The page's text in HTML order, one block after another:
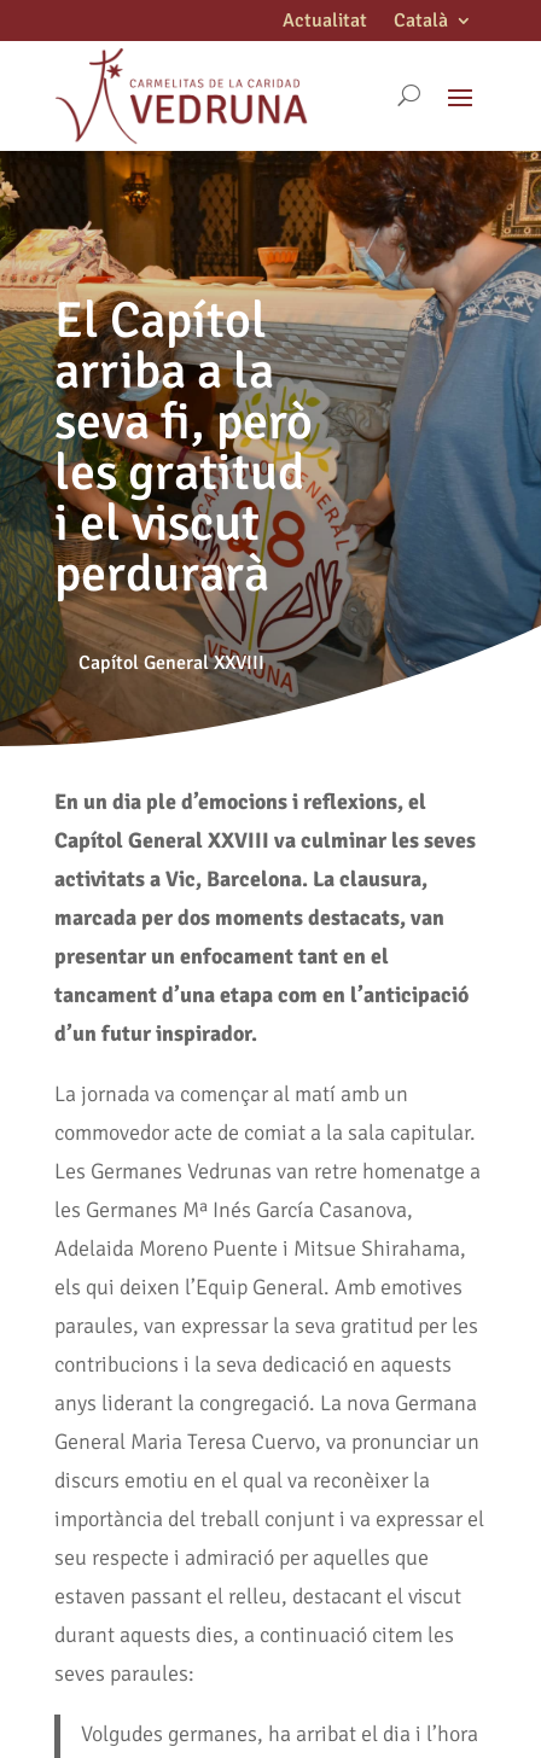
Actualitat Català
El Capítol
arriba a la
seva fi, però
les gratitud
i el viscut
perdurarà
Capítol General XXVIII
En un dia ple d’emocions i reflexions, el
Capítol General XXVIII va culminar les seves
activitats a Vic, Barcelona. La clausura,
marcada per dos moments destacats, van
presentar un enfocament tant en el
tancament d’una etapa com en l’anticipació
d’un futur inspirador.
La jornada va començar al matí amb un
commovedor acte de comiat a la sala capitular.
Les Germanes Vedrunas van retre homenatge a
les Germanes Mª Inés García Casanova,
Adelaida Moreno Puente i Mitsue Shirahama,
els qui deixen l’Equip General. Amb emotives
paraules, van expressar la seva gratitud per les
contribucions i la seva dedicació en aquests
anys liderant la congregació. La nova Germana
General Maria Teresa Cuervo, va pronunciar un
discurs emotiu en el qual va reconèixer la
importància del treball conjunt i va expressar el
seu respecte i admiració per aquelles que
estaven passant el relleu, destacant el viscut
durant aquests dies, a continuació citem les
seves paraules:
Volgudes germanes, ha arribat el dia i l’hora